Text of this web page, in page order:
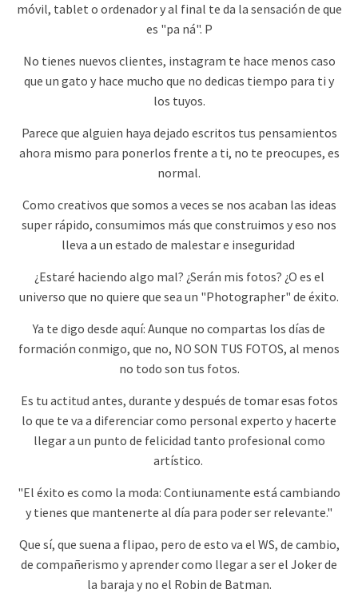
móvil, tablet o ordenador y al final te da la sensación de que
es "pa ná". P
No tienes nuevos clientes, instagram te hace menos caso
que un gato y hace mucho que no dedicas tiempo para ti y
los tuyos.
Parece que alguien haya dejado escritos tus pensamientos
ahora mismo para ponerlos frente a ti, no te preocupes, es
normal.
Como creativos que somos a veces se nos acaban las ideas
super rápido, consumimos más que construimos y eso nos
lleva a un estado de malestar e inseguridad
¿Estaré haciendo algo mal? ¿Serán mis fotos? ¿O es el
universo que no quiere que sea un "Photographer" de éxito.
Ya te digo desde aquí: Aunque no compartas los días de
formación conmigo, que no, NO SON TUS FOTOS, al menos
no todo son tus fotos.
Es tu actitud antes, durante y después de tomar esas fotos
lo que te va a diferenciar como personal experto y hacerte
llegar a un punto de felicidad tanto profesional como
artístico.
"El éxito es como la moda: Contiunamente está cambiando
y tienes que mantenerte al día para poder ser relevante."
Que sí, que suena a flipao, pero de esto va el WS, de cambio,
de compañerismo y aprender como llegar a ser el Joker de
la baraja y no el Robin de Batman.